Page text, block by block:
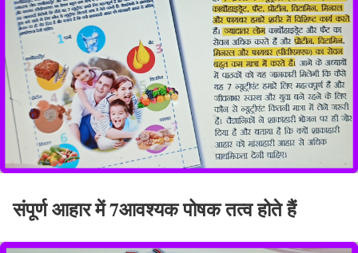
संपूर्ण आहार में 7आवश्यक पोषक तत्व होते हैं